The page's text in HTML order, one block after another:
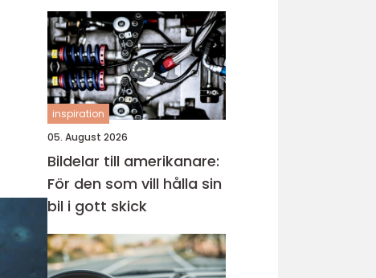
inspiration
05. August 2026
Bildelar till amerikanare:
För den som vill hålla sin
bil i gott skick